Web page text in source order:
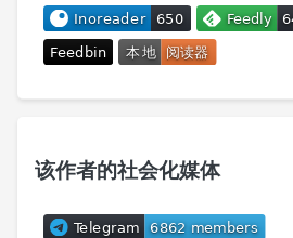
该作者的社会化媒体